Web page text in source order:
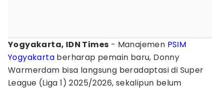
Yogyakarta, IDN Times - Manajemen PSIM
Yogyakarta berharap pemain baru, Donny
Warmerdam bisa langsung beradaptasi di Super
League (Liga 1) 2025/2026, sekalipun belum